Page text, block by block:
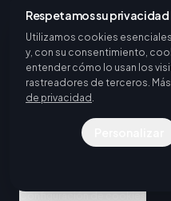
Respetamos su privacidad
Utilizamos cookies
y, con su consentimiento,
entender cómo lo usan los
rastreadores de terceros.
de privacidad .
DESTINOS DE MOVILIDAD
UNIVERSIDADES
Explorar todos los destinos
Ver todos los destinos de
Todos los